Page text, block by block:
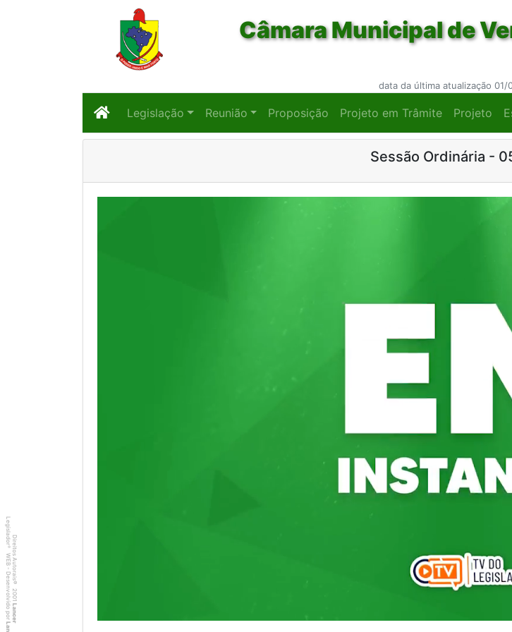
Câmara Municipal de
data da última atualização 01/
Legislação Reunião Proposição Projeto em Trâmite Projeto
Sessão Ordinária -
Direitos Autorais
©
2001
Lancer
Legislador
®
WEB - Desenvolvido por